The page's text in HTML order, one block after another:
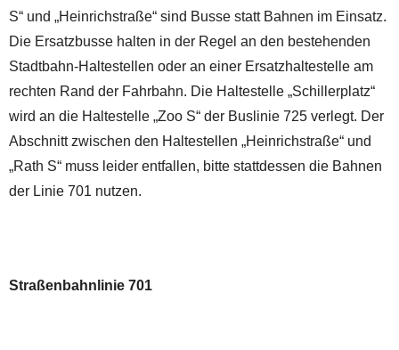
S“ und „Heinrichstraße“ sind Busse statt Bahnen im Einsatz.
Die Ersatzbusse halten in der Regel an den bestehenden
Stadtbahn-Haltestellen oder an einer Ersatzhaltestelle am
rechten Rand der Fahrbahn. Die Haltestelle „Schillerplatz“
wird an die Haltestelle „Zoo S“ der Buslinie 725 verlegt. Der
Abschnitt zwischen den Haltestellen „Heinrichstraße“ und
„Rath S“ muss leider entfallen, bitte stattdessen die Bahnen
der Linie 701 nutzen.
Straßenbahnlinie 701